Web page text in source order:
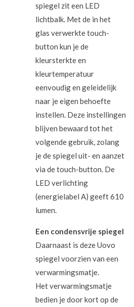
spiegel zit een LED
lichtbalk. Met de in het
glas verwerkte touch-
button kun je de
kleursterkte en
kleurtemperatuur
eenvoudig en geleidelijk
naar je eigen behoefte
instellen. Deze instellingen
blijven bewaard tot het
volgende gebruik, zolang
je de spiegel uit- en aanzet
via de touch-button. De
LED verlichting
(energielabel A) geeft 610
lumen.
Een condensvrije spiegel
Daarnaast is deze Uovo
spiegel voorzien van een
verwarmingsmatje.
Het verwarmingsmatje
bedien je door kort op de